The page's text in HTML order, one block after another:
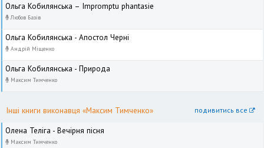
Ольга Кобилянська – Impromptu phantasie
Любов Базів
Ольга Кобилянська - Апостол Черні
Андрій Міщенко
Ольга Кобилянська - Природа
Максим Тимченко
Інші книги виконавця «Максим Тимченко» подивитись все
Олена Теліга - Вечірня пісня
Максим Тимченко